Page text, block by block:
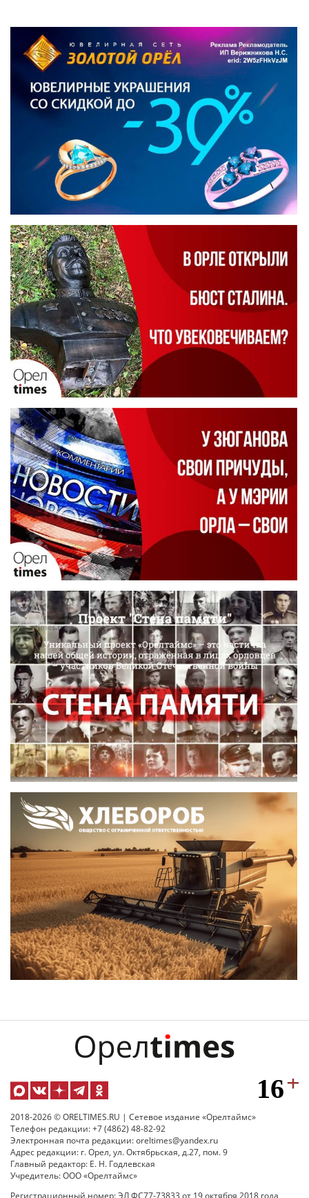
2018-2026 © ORELTIMES.RU | Сетевое издание «Орелтаймс»
Телефон редакции: +7 (4862) 48-82-92
Электронная почта редакции: oreltimes@yandex.ru
Адрес редакции: г. Орел, ул. Октябрьская, д.27, пом. 9
Главный редактор: Е. Н. Годлевская
Учредитель: ООО «Орелтаймс»
Регистрационный номер: ЭЛ ФС77-73833 от 19 октября 2018 года